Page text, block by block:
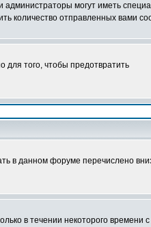
могут иметь
количество отправленных вами
для того, чтобы предотвратить
в данном форуме перечислено
в течении некоторого времени